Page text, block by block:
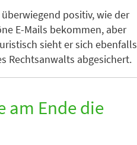
positiv, wie der
E-Mails bekommen, aber
sieht er sich ebenfalls
Rechtsanwalts abgesichert.
am Ende die